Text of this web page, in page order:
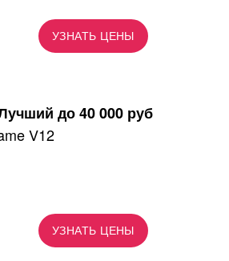
УЗНАТЬ ЦЕНЫ
до 40 000 руб
V12
УЗНАТЬ ЦЕНЫ